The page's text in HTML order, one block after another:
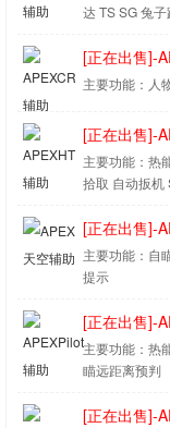
达 TS SG 兔
[正在出售]-
主要功能：人
[正在出售]-
主要功能：热
拾取 自动扳机
[正在出售]-
主要功能：自
提示
[正在出售]-
主要功能：热
瞄远距离预判
[正在出售]-